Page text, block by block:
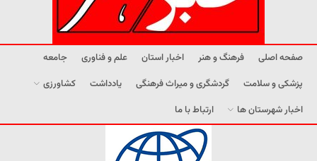
صفحه اصلی فرهنگ و هنر اخبار استان علم و فناوری
جامعه
پزشکی و سلامت
گردشگری و میراث فرهنگی یادداشت
کشاورزی
اخبار شهرستان ها
ارتباط با ما